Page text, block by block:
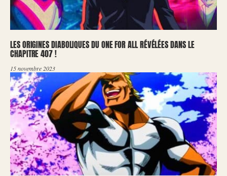
LES ORIGINES DIABOLIQUES DU ONE FOR ALL RÉVÉLÉES DANS LE
CHAPITRE 407 !
15 novembre 2023